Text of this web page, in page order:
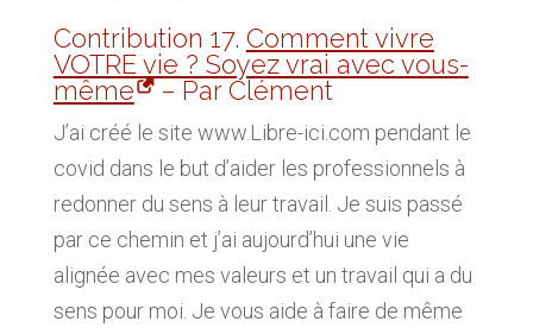
Contribution 17. Comment vivre
VOTRE vie ? Soyez vrai avec vous-
même
– Par Clément
J’ai créé le site www.Libre-ici.com pendant le
covid dans le but d’aider les professionnels à
redonner du sens à leur travail. Je suis passé
par ce chemin et j’ai aujourd’hui une vie
alignée avec mes valeurs et un travail qui a du
sens pour moi. Je vous aide à faire de même